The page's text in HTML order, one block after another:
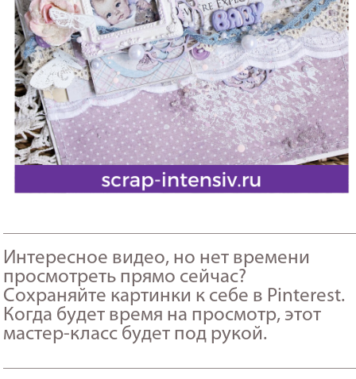
Интересное видео, но нет времени
просмотреть прямо сейчас?
Сохраняйте картинки к себе в Pinterest.
Когда будет время на просмотр, этот
мастер-класс будет под рукой.